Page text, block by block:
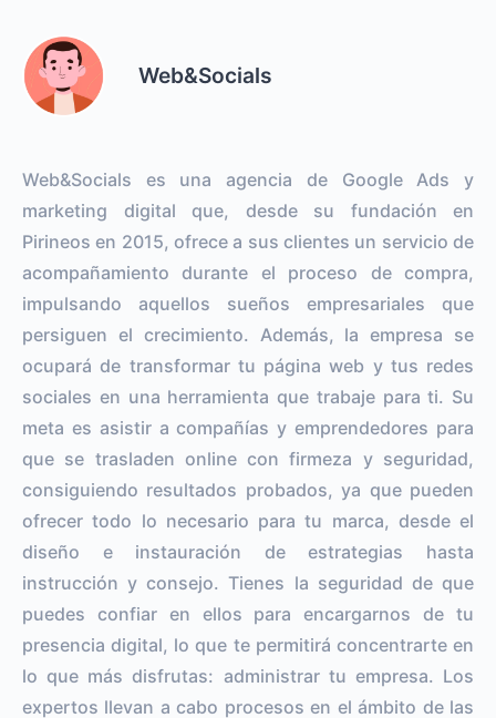
Web&Socials
Web&Socials es una agencia de Google Ads y
marketing digital que, desde su fundación en
Pirineos en 2015, ofrece a sus clientes un servicio de
acompañamiento durante el proceso de compra,
impulsando aquellos sueños empresariales que
persiguen el crecimiento. Además, la empresa se
ocupará de transformar tu página web y tus redes
sociales en una herramienta que trabaje para ti. Su
meta es asistir a compañías y emprendedores para
que se trasladen online con firmeza y seguridad,
consiguiendo resultados probados, ya que pueden
ofrecer todo lo necesario para tu marca, desde el
diseño e instauración de estrategias hasta
instrucción y consejo. Tienes la seguridad de que
puedes confiar en ellos para encargarnos de tu
presencia digital, lo que te permitirá concentrarte en
lo que más disfrutas: administrar tu empresa. Los
expertos llevan a cabo procesos en el ámbito de las